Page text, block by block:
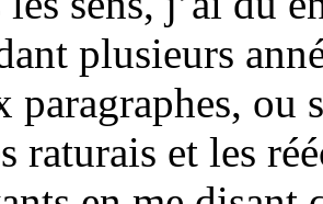
plusieurs
paragraphes, ou
raturais et les